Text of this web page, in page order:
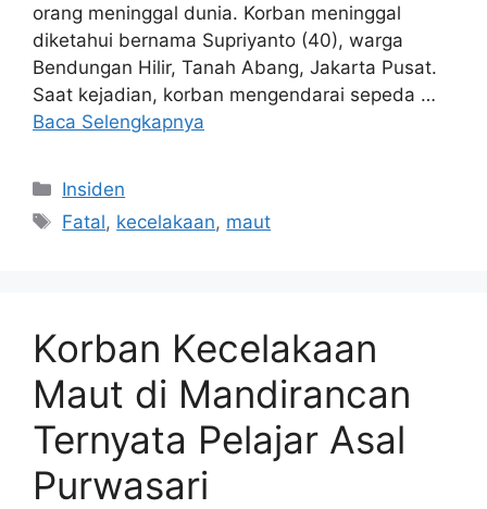
orang meninggal dunia. Korban meninggal
diketahui bernama Supriyanto (40), warga
Bendungan Hilir, Tanah Abang, Jakarta Pusat.
Saat kejadian, korban mengendarai sepeda …
Baca Selengkapnya
Kategori
Insiden
Tag
Fatal, kecelakaan, maut
Korban Kecelakaan
Maut di Mandirancan
Ternyata Pelajar Asal
Purwasari